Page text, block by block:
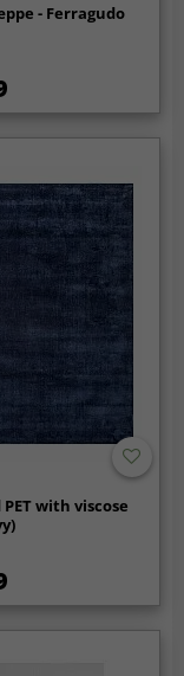
- Ferragudo
with viscose